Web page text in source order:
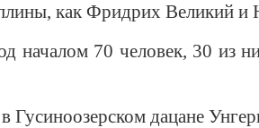
как Фридрих Великий и
началом 70 человек, 30 из
Гусиноозерском дацане